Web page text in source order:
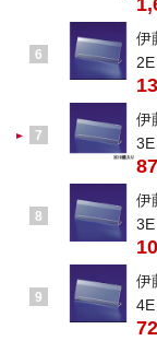
6
伊
7
伊
8
伊
9
伊